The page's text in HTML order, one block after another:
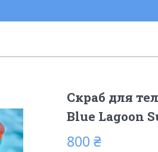
Скраб для
Blue Lagoon
800 ₴